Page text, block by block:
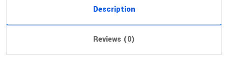
Description
Reviews (0)